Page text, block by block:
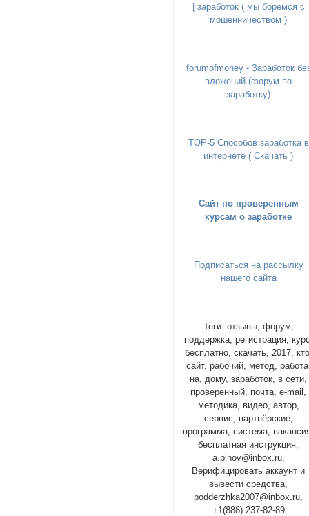
| заработок ( мы боремся с
мошенничеством )
forumofmoney - Заработок
вложений (форум по
заработку)
TOP-5 Способов заработка в
интернете ( Скачать )
Сайт по проверенным
курсам о заработке
Подписаться на рассылку
нашего сайта
Теги: отзывы, форум,
поддержка, регистрация,
бесплатно, скачать, 2017,
сайт, рабочий, метод,
на, дому, заработок, в сети,
проверенный, почта, e-mail,
методика, видео, автор,
сервис, партнёрские,
программа, система,
бесплатная инструкция,
a.pinov@inbox.ru,
Верифицировать аккаунт и
вывести средства,
podderzhka2007@inbox.ru,
+1(888) 237-82-89